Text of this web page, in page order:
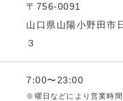
〒756-0091
山口県山陽小野田市
３
7:00〜23:00
※曜日などにより営業時